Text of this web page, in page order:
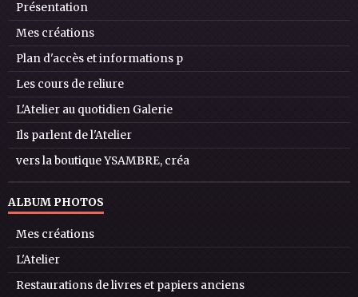
Présentation
Mes créations
Plan d'accès et informations p
Les cours de reliure
L'Atelier au quotidien Galerie
Ils parlent de l'Atelier
vers la boutique YSAMBRE, créa
ALBUM PHOTOS
Mes créations
L'Atelier
Restaurations de livres et papiers anciens